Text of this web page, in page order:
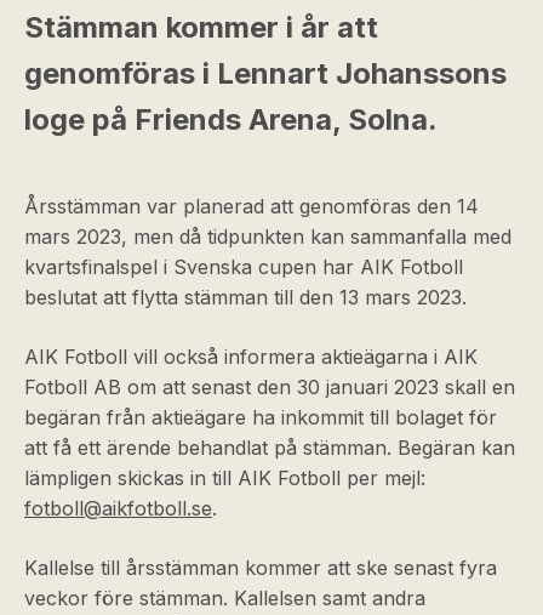
Stämman kommer i år att
genomföras i Lennart Johanssons
loge på Friends Arena, Solna.
Årsstämman var planerad att genomföras den 14
mars 2023, men då tidpunkten kan sammanfalla med
kvartsfinalspel i Svenska cupen har AIK Fotboll
beslutat att flytta stämman till den 13 mars 2023.
AIK Fotboll vill också informera aktieägarna i AIK
Fotboll AB om att senast den 30 januari 2023 skall en
begäran från aktieägare ha inkommit till bolaget för
att få ett ärende behandlat på stämman. Begäran kan
lämpligen skickas in till AIK Fotboll per mejl:
fotboll@aikfotboll.se.
Kallelse till årsstämman kommer att ske senast fyra
veckor före stämman. Kallelsen samt andra